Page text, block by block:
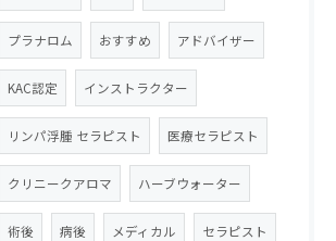
プラナロム おすすめ アドバイザー
KAC認定 インストラクター
リンパ浮腫 セラピスト 医療セラピスト
クリニークアロマ ハーブウォーター
術後 病後 メディカル セラピスト